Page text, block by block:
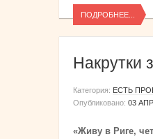
ПОДРОБНЕЕ...
Накрутки
Категория: ЕСТЬ
Опубликовано: 03
«Живу в Риге,